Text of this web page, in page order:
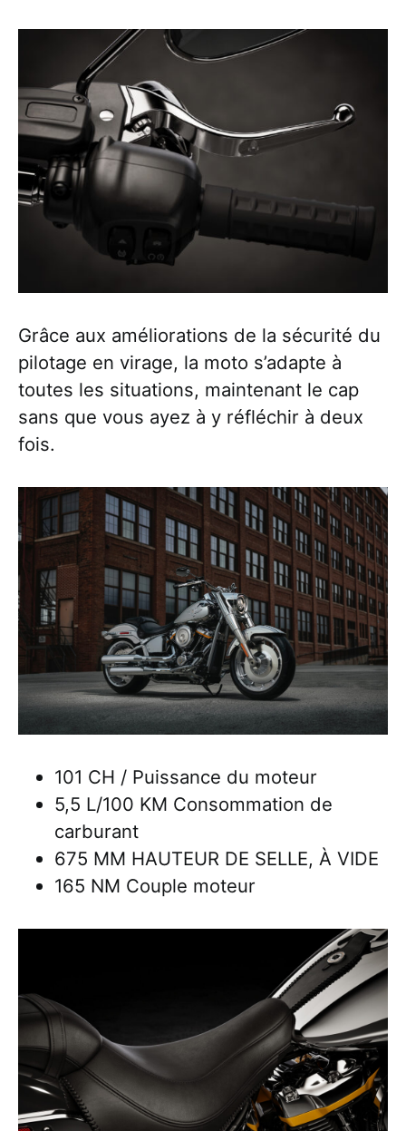
Grâce aux améliorations de la sécurité du
pilotage en virage, la moto s’adapte à
toutes les situations, maintenant le cap
sans que vous ayez à y réfléchir à deux
fois.
101 CH / Puissance du moteur
5,5 L/100 KM Consommation de
carburant
675 MM HAUTEUR DE SELLE, À VIDE
165 NM Couple moteur